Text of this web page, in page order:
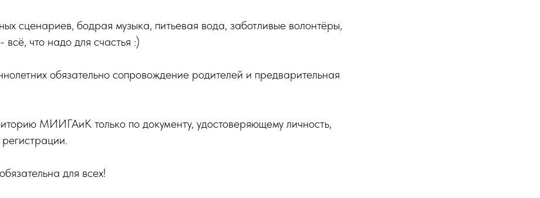
сценариев, бодрая музыка, питьевая вода, заботливые волонтёры,
что надо для счастья :)
обязательно сопровождение родителей и предварительная
МИИГАиК только по документу, удостоверяющему личность,
для всех!